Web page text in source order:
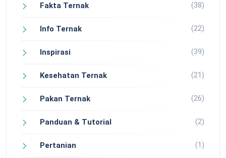
Fakta Ternak (38)
Info Ternak (22)
Inspirasi (39)
Kesehatan Ternak (21)
Pakan Ternak (26)
Panduan & Tutorial (2)
Pertanian (1)